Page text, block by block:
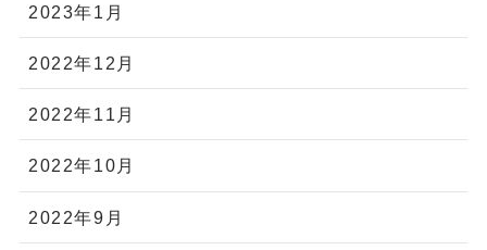
2023年1月
2022年12月
2022年11月
2022年10月
2022年9月